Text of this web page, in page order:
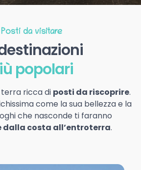
Posti da visitare
popolari
terra ricca di posti da riscoprire.
come la sua bellezza e la
che nasconde ti faranno
dalla costa all’entroterra.